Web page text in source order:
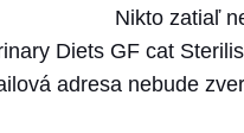
t
S
t
Nikto zatiaľ
Diets GF cat
adresa nebude